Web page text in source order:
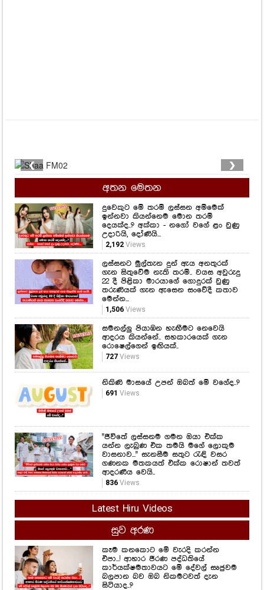
❮ ❯
අතන මෙතන
දුවෙකුට මේ තරම් ලස්සන අම්මෙක්
ඉන්නවා කියන්නෙම මොන තරම්
දෙයක්ද..? අක්කා - නගෝ වගේ ළං වුණු
උදාරියි, දෝණියි...
2,192Views
ලස්සනට මුල්තැන දුන් ඇය අනතුරක්
ගැන සිතුවේම නැති තරම්.. වයස අවුරුදු
22 දී පිළිකා මාරයාගේ ගොදුරක් වුණු
තරුණියක් ගැන ඇසෙන සංවේදී කතාව
මෙන්න...
1,506Views
සමනල්ලු පියාඹන හැඟීමට නෙවෙයි
ආදරය කියන්නේ.. සහකාරයෙක් ගැන
රොෂෙල්ගෙන් ඉඟියක්..
727Views
නිකිණි මාසයේ උපන් ඔබත් මේ වගේද..?
691 Views
"ජීවිතේ ලස්සනම ගමන ඔයා එක්ක
යන්න ලැබුණ එක තමයි මගේ ලොකුම
වාසනාව..." සැනසීම සතුට රැඳි වසර
ගණනක මතකයත් එක්ක රොෂාන් තවත්
ආදරණීය වෙයි..
836Views
Latest Hiru Videos
සුව අරණ
කෑම කනකොට මේ වැරදි කරන්න
එපා...! ආහාර ජීරණ පද්ධතියේ
කාර්යක්ෂමතාවයට මේ දේවල් සෘජුවම
බලපාන බව ඔබ නිකමටවත් දැන
සිටියාද..?